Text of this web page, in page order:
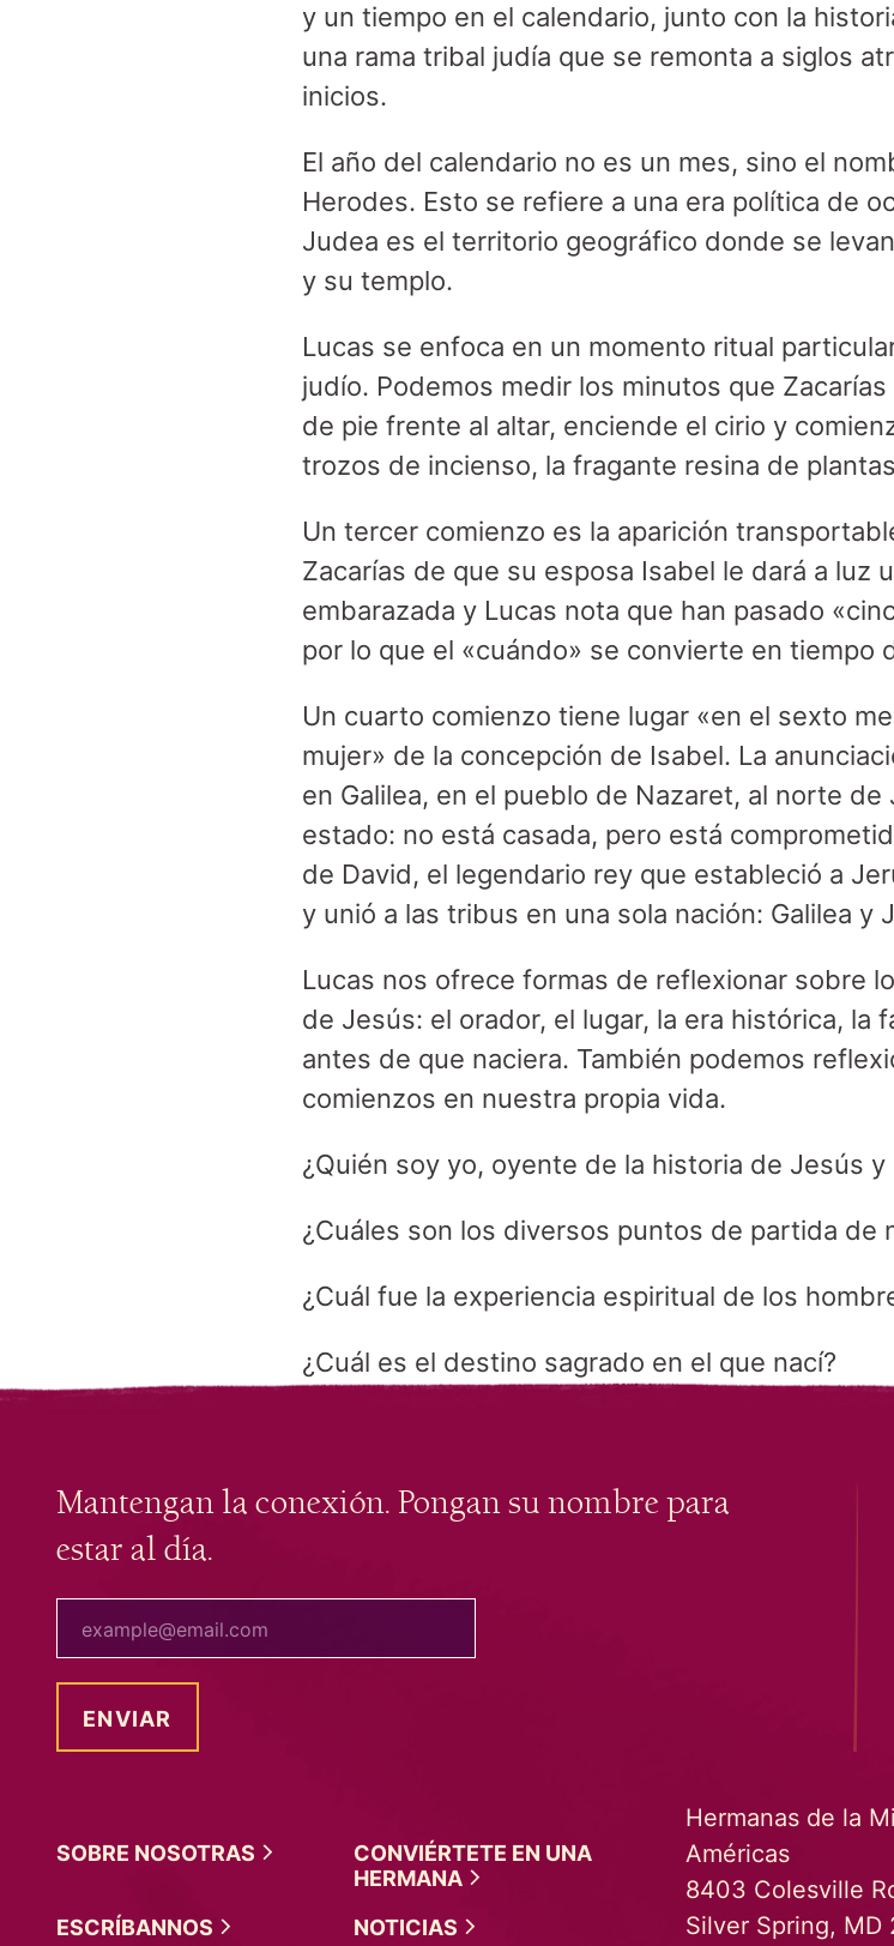
y un tiempo en el calendario, junto con la
una rama tribal judía que se remonta a siglos
inicios.
El año del calendario no es un mes, sino el
Herodes. Esto se refiere a una era política de
Judea es el territorio geográfico donde se
y su templo.
Lucas se enfoca en un momento ritual
judío. Podemos medir los minutos que
de pie frente al altar, enciende el cirio y
trozos de incienso, la fragante resina de
Un tercer comienzo es la aparición
Zacarías de que su esposa Isabel le dará a luz
embarazada y Lucas nota que han pasado
por lo que el «cuándo» se convierte en tiempo
Un cuarto comienzo tiene lugar «en el sexto
mujer» de la concepción de Isabel. La
en Galilea, en el pueblo de Nazaret, al norte
estado: no está casada, pero está
de David, el legendario rey que estableció a
y unió a las tribus en una sola nación: Galilea y
Lucas nos ofrece formas de reflexionar sobre
de Jesús: el orador, el lugar, la era histórica, la
antes de que naciera. También podemos
comienzos en nuestra propia vida.
¿Quién soy yo, oyente de la historia de Jesús
¿Cuáles son los diversos puntos de partida de
¿Cuál fue la experiencia espiritual de los
¿Cuál es el destino sagrado en el que nací?
Mantengan la conexión. Pongan su nombre para
estar al día.
SOBRE NOSOTRAS
CONVIÉRTETE EN UNA
HERMANA
ESCRÍBANNOS
NOTICIAS
Hermanas de la
Américas
8403 Colesville
Silver Spring, MD